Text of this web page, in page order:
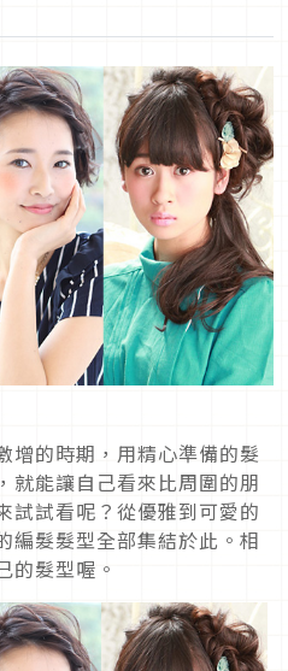
增的時期，用精心準備的髮
就能讓自己看來比周圍的朋
試試看呢？從優雅到可愛的
編髮髮型全部集結於此。相
的髮型喔。